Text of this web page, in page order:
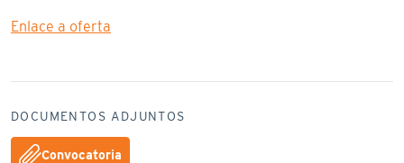
Enlace a oferta
DOCUMENTOS ADJUNTOS
Convocatoria